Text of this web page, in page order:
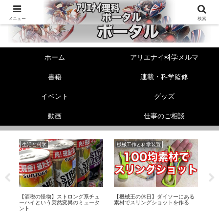
ホーム アリエナイ科学メルマ
書籍 連載・科学監修
イベント グッズ
動画 仕事のご相談
生活と科学
【酒税の怪物】ストロング系チュ
ーハイという突然変異のミュータ
ント
機械工作と科学装置
【機械王の休日】ダイソーにある
素材でスリングショットを作る
メニュー 検索